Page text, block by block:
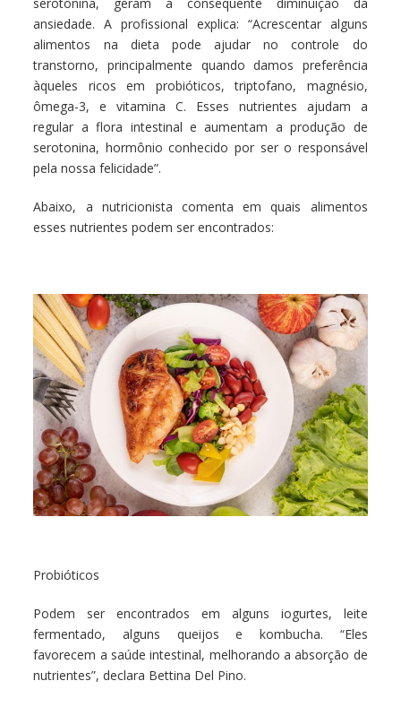
ansiedade. A profissional explica: “Acrescentar alguns
alimentos na dieta pode ajudar no controle do
transtorno, principalmente quando damos preferência
àqueles ricos em probióticos, triptofano, magnésio,
ômega-3, e vitamina C. Esses nutrientes ajudam a
regular a flora intestinal e aumentam a produção de
serotonina, hormônio conhecido por ser o responsável
pela nossa felicidade”.
Abaixo, a nutricionista comenta em quais alimentos
esses nutrientes podem ser encontrados:
Probióticos
Podem ser encontrados em alguns iogurtes, leite
fermentado, alguns queijos e kombucha. “Eles
favorecem a saúde intestinal, melhorando a absorção de
nutrientes”, declara Bettina Del Pino.